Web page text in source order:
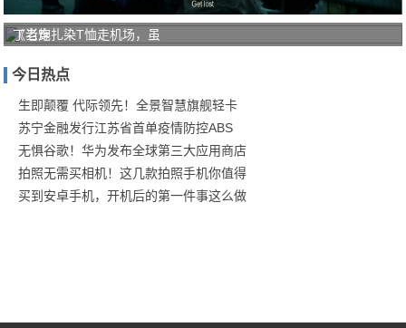
《老炮
气氛美
学下的
丁当穿扎染T恤走机场，虽
今日热点
生即颠覆 代际领先！全景智慧旗舰轻卡
苏宁金融发行江苏省首单疫情防控ABS
无惧谷歌！华为发布全球第三大应用商店
拍照无需买相机！这几款拍照手机你值得
买到安卓手机，开机后的第一件事这么做